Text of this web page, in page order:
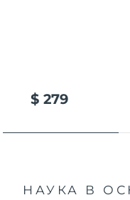
$ 279
НАУКА В